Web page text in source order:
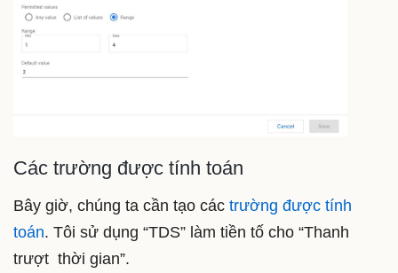
Các trường được tính toán
Bây giờ, chúng ta cần tạo các trường được tính
toán. Tôi sử dụng “TDS” làm tiền tố cho “Thanh
trượt thời gian”.